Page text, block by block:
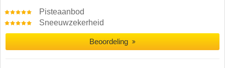
Pisteaanbod
Sneeuwzekerheid
Beoordeling